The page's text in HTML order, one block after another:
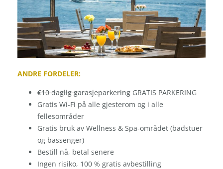
ANDRE FORDELER:
€10 daglig garasjeparkering GRATIS PARKERING
Gratis Wi-Fi på alle gjesterom og i alle
fellesområder
Gratis bruk av Wellness & Spa-området (badstuer
og bassenger)
Bestill nå, betal senere
Ingen risiko, 100 % gratis avbestilling